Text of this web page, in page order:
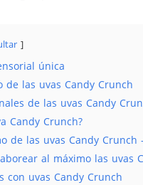
única
de las uvas Candy Crunch
de las uvas Candy
Candy Crunch?
de las uvas Candy
al máximo las uvas
con uvas Candy Crunch